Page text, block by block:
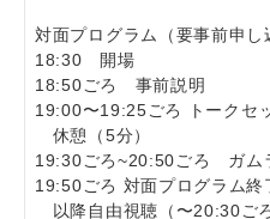
対面プログラム（要事前申し
18:30 開場
18:50ごろ 事前説明
19:00〜19:25ごろ トークセ
休憩（5分）
19:30ごろ~20:50ごろ ガム
19:50ごろ 対面プログラム終
以降自由視聴（〜20:30ごろ